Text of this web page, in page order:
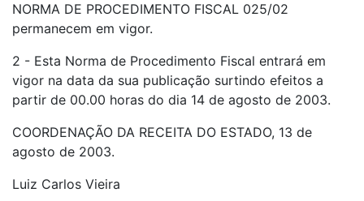
NORMA DE PROCEDIMENTO FISCAL 025/02
permanecem em vigor.
2 - Esta Norma de Procedimento Fiscal entrará em
vigor na data da sua publicação surtindo efeitos a
partir de 00.00 horas do dia 14 de agosto de 2003.
COORDENAÇÃO DA RECEITA DO ESTADO, 13 de
agosto de 2003.
Luiz Carlos Vieira